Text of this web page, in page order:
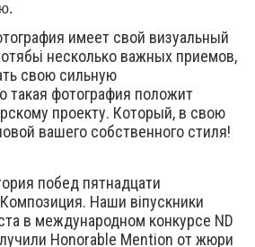
имеет свой визуальный
несколько важных приемов,
свою сильную
такая фотография положит
проекту. Который, в свою
вашего собственного стиля!
побед пятнадцати
Наши віпускники
в международном конкурсе ND
Honorable Mention от жюри